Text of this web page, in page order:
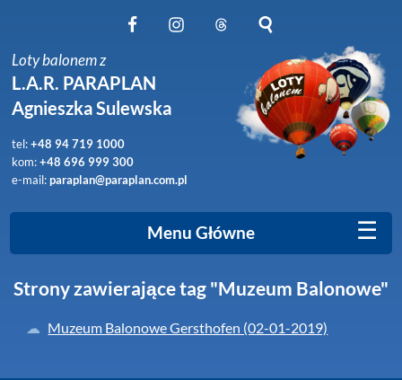
Obserwuj nas na Instagram
Obserwuj nas na Threads
Szukaj na stronie
Loty balonem z
L.A.R. PARAPLAN
Agnieszka Sulewska
tel:+48 94 719 1000
kom:+48 696 999 300
e-mail:paraplan@paraplan.com.pl
Menu Główne ☰
Strony zawierające tag "Muzeum Balonowe"
Muzeum Balonowe Gersthofen (02-01-2019)